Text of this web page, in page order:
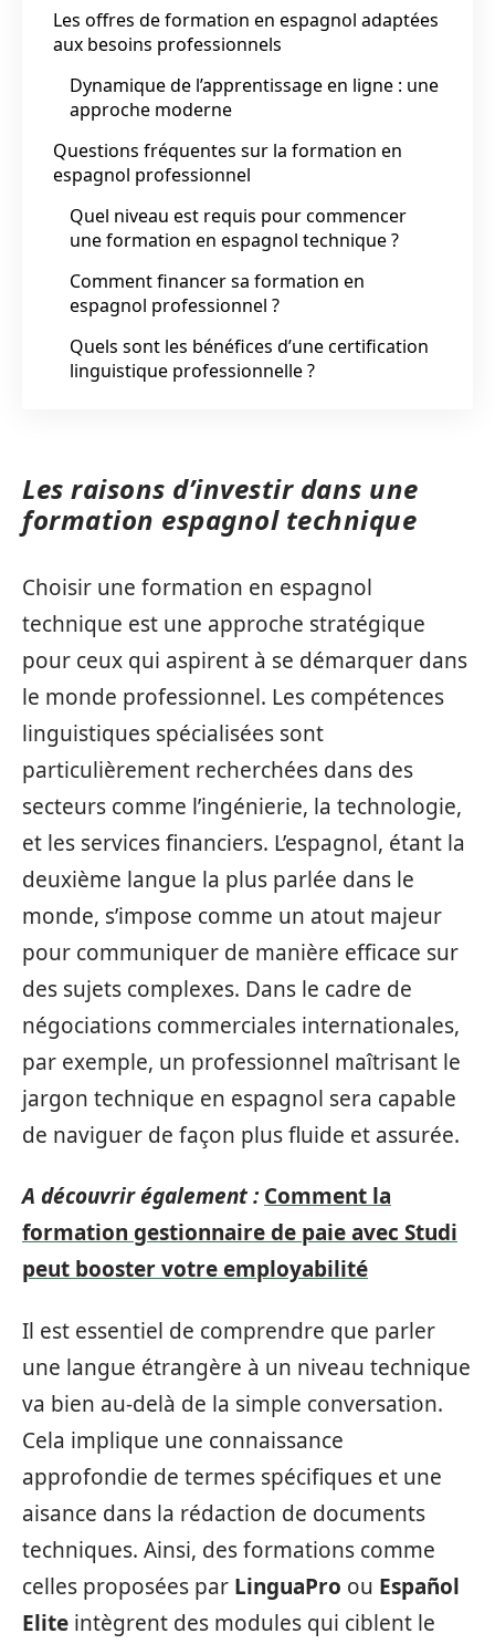
Les offres de formation en espagnol adaptées
aux besoins professionnels
Dynamique de l’apprentissage en ligne : une
approche moderne
Questions fréquentes sur la formation en
espagnol professionnel
Quel niveau est requis pour commencer
une formation en espagnol technique ?
Comment financer sa formation en
espagnol professionnel ?
Quels sont les bénéfices d’une certification
linguistique professionnelle ?
Les raisons d’investir dans une
formation espagnol technique
Choisir une formation en espagnol
technique est une approche stratégique
pour ceux qui aspirent à se démarquer dans
le monde professionnel. Les compétences
linguistiques spécialisées sont
particulièrement recherchées dans des
secteurs comme l’ingénierie, la technologie,
et les services financiers. L’espagnol, étant la
deuxième langue la plus parlée dans le
monde, s’impose comme un atout majeur
pour communiquer de manière efficace sur
des sujets complexes. Dans le cadre de
négociations commerciales internationales,
par exemple, un professionnel maîtrisant le
jargon technique en espagnol sera capable
de naviguer de façon plus fluide et assurée.
A découvrir également : Comment la
formation gestionnaire de paie avec Studi
peut booster votre employabilité
Il est essentiel de comprendre que parler
une langue étrangère à un niveau technique
va bien au-delà de la simple conversation.
Cela implique une connaissance
approfondie de termes spécifiques et une
aisance dans la rédaction de documents
techniques. Ainsi, des formations comme
celles proposées par LinguaPro ou Español
Elite intègrent des modules qui ciblent le